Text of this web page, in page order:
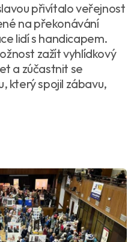
přivítalo veřejnost
na překonávání
lidí s handicapem.
zažít vyhlídkový
a zúčastnit se
který spojil zábavu,